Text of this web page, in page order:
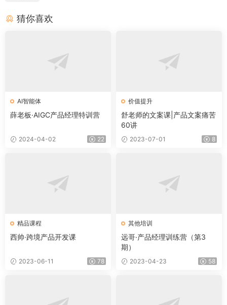
猜你喜欢
AI智能体
薛老板·AIGC产品经理特训营
2024-04-02 22
价值提升
舒老师的文案课|产品文案痛苦
60讲
2023-07-01 8
精品课程
西帅·跨境产品开发课
2023-06-11 78
其他培训
远哥·产品经理训练营（第3
期）
2023-04-23 58